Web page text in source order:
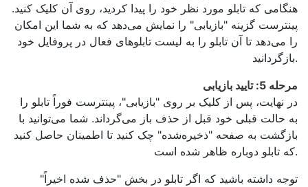
هنگامی که تابلو مورد نظر خود را پیدا کردید، روی آن کلیک کنید.
پینترست گزینه "بازیابی" را نمایش می‌دهد که به شما این امکان
را می‌دهد تا آن تابلو را به لیست تابلوهای فعال در پروفایل خود
بازگردانید.
مرحله 5: تایید بازیابی
در نهایت، پس از کلیک بر روی "بازیابی"، پینترست فوراً تابلو را
به حالت قبلی خود قبل از حذف باز می‌گرداند. شما می‌توانید با
بازگشت به صفحه "ذخیره‌شده" چک کنید تا اطمینان حاصل کنید
که تابلو دوباره ظاهر شده است.
توجه داشته باشید که اگر تابلو در بخش "حذف شده اخیراً"